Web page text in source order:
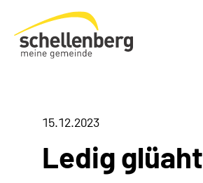
Gemeinde Schellenberg Startseite
15.12.2023
Ledig glüaht